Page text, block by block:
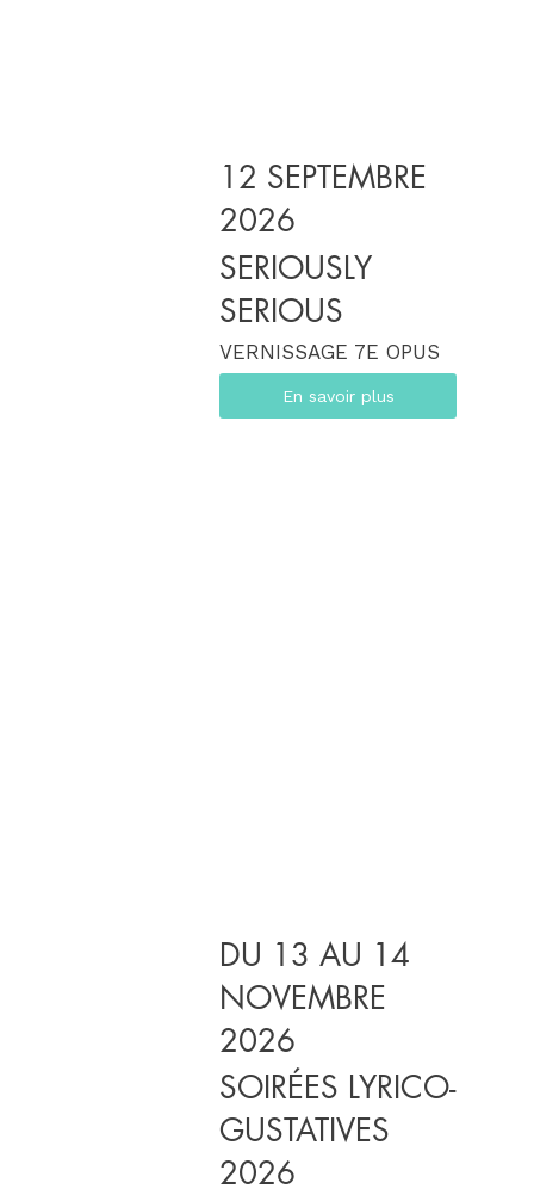
12 SEPTEMBRE
2026
SERIOUSLY
SERIOUS
VERNISSAGE 7E OPUS
En savoir plus
DU 13 AU 14
NOVEMBRE
2026
SOIRÉES LYRICO-
GUSTATIVES
2026